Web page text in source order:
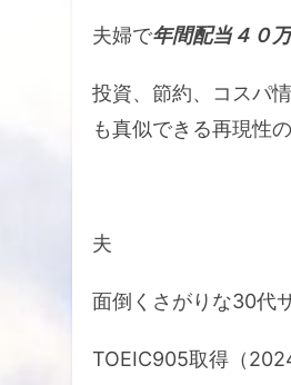
夫婦で年間配当４０
投資、節約、コスパ
も真似できる再現性
夫
面倒くさがりな30代
TOEIC905取得（